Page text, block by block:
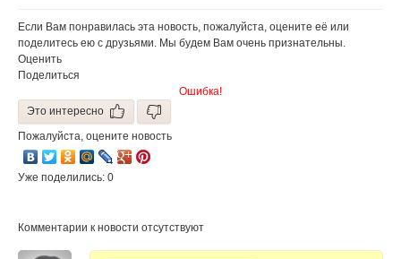
Если Вам понравилась эта новость, пожалуйста, оцените её или
поделитесь ею с друзьями. Мы будем Вам очень признательны.
Оценить
Поделиться
Ошибка!
Это интересно
Пожалуйста, оцените новость
Уже поделились: 0
Комментарии к новости отсутствуют